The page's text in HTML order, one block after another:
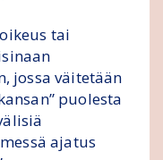
tai
jossa väitetään
puolesta
ajatus